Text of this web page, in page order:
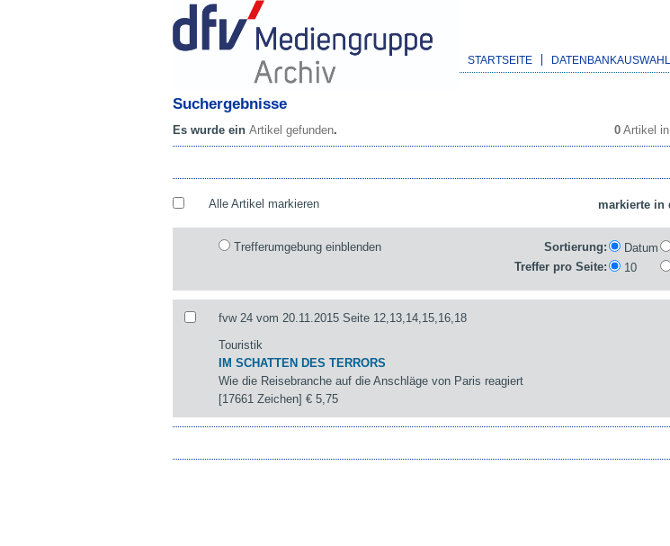
STARTSEITE DATENBANKAUSWAHL
Suchergebnisse
0 Artikel in
Es wurde ein Artikel gefunden.
Alle Artikel markieren
Trefferumgebung einblenden Sortierung: Datum
Treffer pro Seite:
10
fvw 24 vom 20.11.2015 Seite 12,13,14,15,16,18
Touristik
IM SCHATTEN DES TERRORS
Wie die Reisebranche auf die Anschläge von Paris reagiert
[17661 Zeichen]€ 5,75